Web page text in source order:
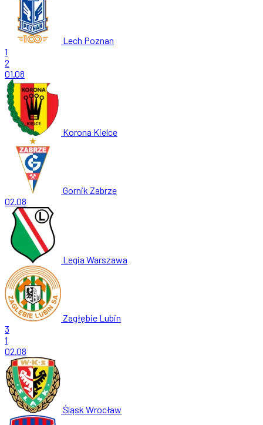
Lech Poznan
1
2
01.08
Korona Kielce
Gornik Zabrze
02.08
Legia Warszawa
Zagłębie Lubin
3
1
02.08
Śląsk Wrocław